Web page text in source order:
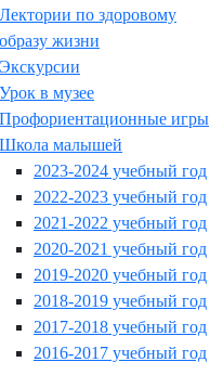
Лектории по здоровому
образу жизни
Экскурсии
Урок в музее
Профориентационные игры
Школа малышей
2023-2024 учебный год
2022-2023 учебный год
2021-2022 учебный год
2020-2021 учебный год
2019-2020 учебный год
2018-2019 учебный год
2017-2018 учебный год
2016-2017 учебный год